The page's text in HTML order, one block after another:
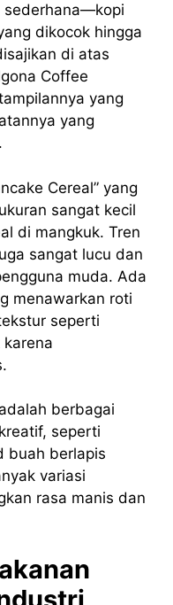
sederhana—kopi
dikocok hingga
di atas
Coffee
yang
yang
Cereal” yang
sangat kecil
di mangkuk. Tren
sangat lucu dan
muda. Ada
menawarkan roti
seperti
berbagai
seperti
buah berlapis
variasi
rasa manis dan